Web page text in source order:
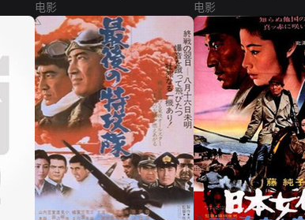
电影
电影